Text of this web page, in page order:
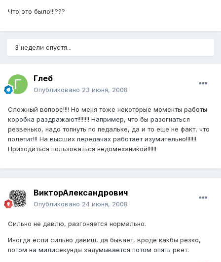
Что это было!!!???
3 недели спустя...
Глеб
Опубликовано 23 июня, 2008
Сложный вопрос!!!! Но меня тоже некоторые моменты работы
коробка раздражают!!!!!!!! Например, что бы разогнаться
резвенько, надо топнуть по педальке, да и то еще не факт, что
полетит!!! На высших передачах работает изумительно!!!!!!!
Приходиться пользоваться недомеханикой!!!!!!
ВикторАлександрович
Опубликовано 24 июня, 2008
Сильно не давлю, разгоняется нормально.
Иногда если сильно давиш, да бывает, вроде какбы резко,
потом на милисекунды задумывается потом опять рвет.